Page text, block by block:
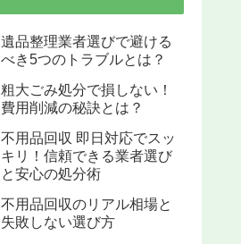
遺品整理業者選びで避ける
べき5つのトラブルとは？
粗大ごみ処分で損しない！
費用削減の秘訣とは？
不用品回収 即日対応でスッ
キリ！信頼できる業者選び
と安心の処分術
不用品回収のリアル相場と
失敗しない選び方